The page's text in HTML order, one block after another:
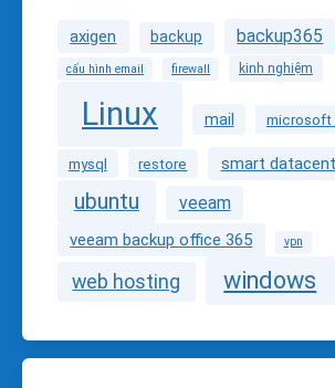
axigen backup backup365
cấu hình email firewall kinh nghiệm
Linux mail microsoft
mysql restore smart
ubuntu veeam
veeam backup office 365 vpn
web hosting windows